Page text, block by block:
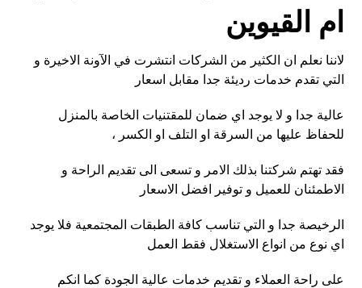
ام القيوين
لاننا نعلم ان الكثير من الشركات انتشرت في الآونة الاخيرة و
التي تقدم خدمات رديئة جدا مقابل اسعار
عالية جدا و لا يوجد اي ضمان للمقتنيات الخاصة بالمنزل
للحفاظ عليها من السرقة او التلف او الكسر ،
فقد تهتم شركتنا بذلك الامر و تسعى الى تقديم الراحة و
الاطمئنان للعميل و توفير افضل الاسعار
الرخيصة جدا و التي تناسب كافة الطبقات المجتمعية فلا يوجد
اي نوع من انواع الاستغلال فقط العمل
على راحة العملاء و تقديم خدمات عالية الجودة كما انكم